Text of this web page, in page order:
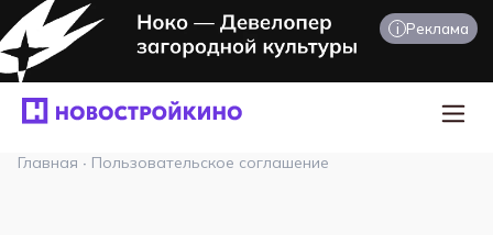
i Реклама
Главная · Пользовательское соглашение